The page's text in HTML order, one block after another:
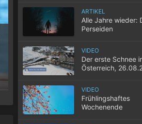
10 Tipps für einen
Wenn selbst in der Nacht die
ARTIKEL
Alle Jahre wieder:
Perseiden
VIDEO
Der erste Schnee
Österreich,
VIDEO
Frühlingshaftes
Wochenende